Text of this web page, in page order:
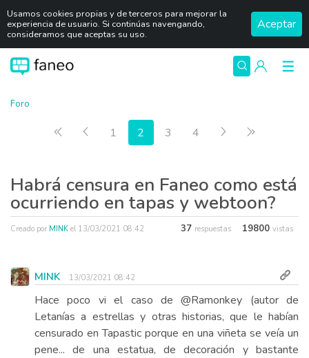
Usamos cookies propias y de terceros para mejorar la
experiencia de usuario. Si continúas navengando,
consideramos que aceptas su uso.
Aceptar
Foro
Primera página
Anterior
1 2 3 4 Siguiente
Habrá censura en Faneo como está
ocurriendo en tapas y webtoon?
Creado por MINK el 13/03/2021 08:42 37 respuestas 19800 vistas
MINK 13/03/2021 08:42
Hace poco vi el caso de @Ramonkey (autor de
Letanías a estrellas y otras historias, que le habían
censurado en Tapastic porque en una viñeta se veía un
pene... de una estatua, de decoración y bastante